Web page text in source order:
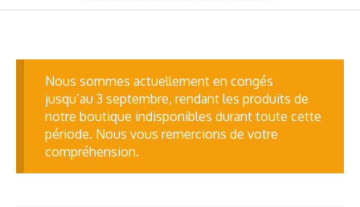
Nous sommes actuellement en congés
jusqu’au 3 septembre, rendant les produits de
notre boutique indisponibles durant toute cette
période. Nous vous remercions de votre
compréhension.